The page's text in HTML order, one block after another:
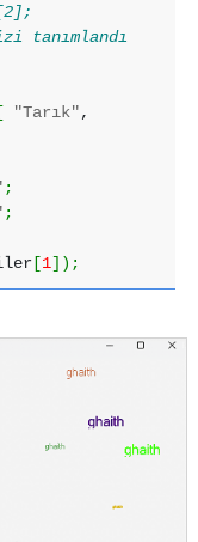
tanımlandı
"Tarık",
;
;
[1] ) ;